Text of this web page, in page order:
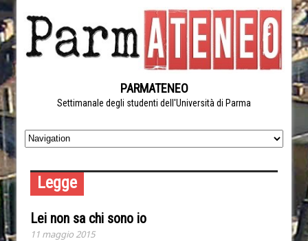
PARMATENEO
Settimanale degli studenti dell'Università di Parma
Legge
Lei non sa chi sono io
11 maggio 2015